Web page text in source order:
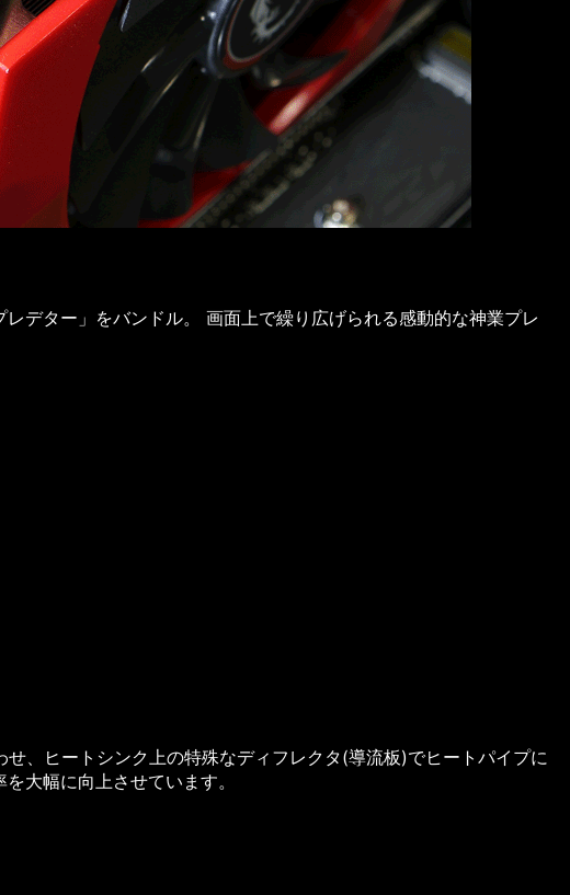
デター」をバンドル。 画面上で繰り広げられる感動的な神業プレ
、ヒートシンク上の特殊なディフレクタ(導流板)でヒートパイプに
大幅に向上させています。